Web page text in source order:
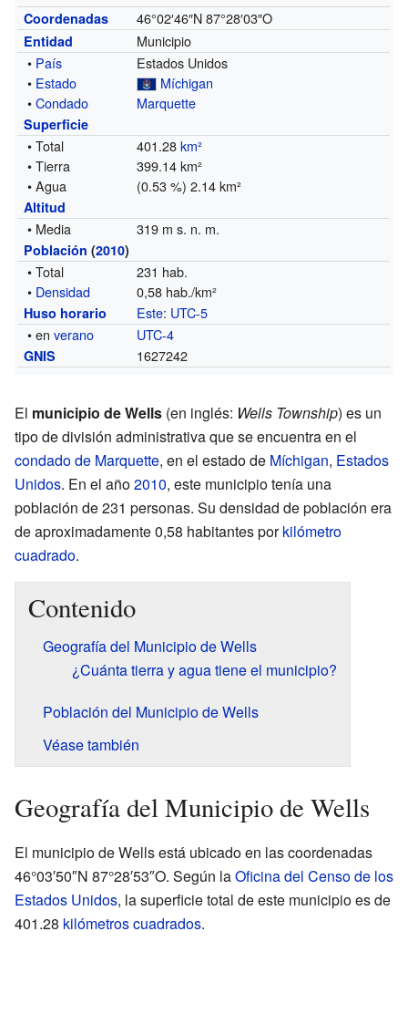
Coordenadas 46°02′46″N 87°28′03″O
Entidad
Municipio
• País
Estados Unidos
• Estado
Míchigan
•Condado Marquette
Superficie
• Total 401.28km²
• Tierra
399.14 km²
• Agua
(0.53 %) 2.14 km²
Altitud
• Media 319 m s. n. m.
Población (2010)
• Total
231 hab.
• Densidad 0,58 hab./km²
Huso horario Este: UTC-5
• enverano UTC-4
GNIS 1627242
El municipio de Wells (en inglés: Wells Township) es un
tipo de división administrativa que se encuentra en el
condado de Marquette, en el estado de Míchigan, Estados
Unidos. En el año2010, este municipio tenía una
población de 231 personas. Su densidad de población era
de aproximadamente 0,58 habitantes porkilómetro
cuadrado.
Contenido
Geografía del Municipio de Wells
¿Cuánta tierra y agua tiene el municipio?
Población del Municipio de Wells
Véase también
Geografía del Municipio de Wells
El municipio de Wells está ubicado en las coordenadas
46°03′50″N 87°28′53″O. Según laOficina del Censo de los
Estados Unidos, la superficie total de este municipio es de
401.28 kilómetros cuadrados.